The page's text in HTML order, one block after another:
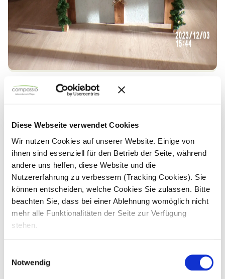
Diese Webseite verwendet Cookies
Wir nutzen Cookies auf unserer Website. Einige von
ihnen sind essenziell für den Betrieb der Seite, während
andere uns helfen, diese Website und die
Nutzererfahrung zu verbessern (Tracking Cookies). Sie
können entscheiden, welche Cookies Sie zulassen. Bitte
beachten Sie, dass bei einer Ablehnung womöglich nicht
mehr alle Funktionalitäten der Seite zur Verfügung
stehen.
Notwendig